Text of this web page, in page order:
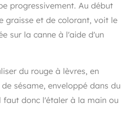
progressivement. Au début
graisse et de colorant, voit le
sur la canne à l'aide d'un
du rouge à lèvres, en
sésame, enveloppé dans du
faut donc l'étaler à la main ou